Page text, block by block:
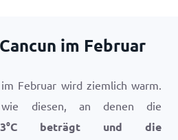
im Februar
Februar wird ziemlich warm.
diesen, an denen die
°C beträgt und die